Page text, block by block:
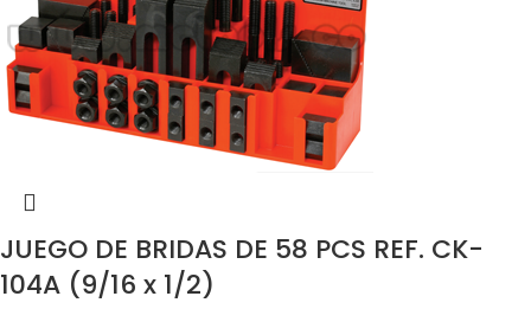
JUEGO DE BRIDAS DE 58 PCS REF. CK-
104A (9/16 x 1/2)